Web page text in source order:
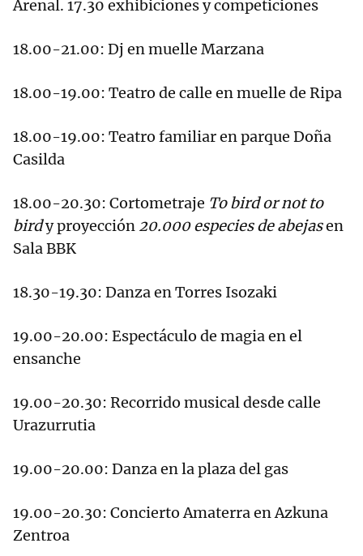
Arenal. 17.30 exhibiciones y competiciones
18.00-21.00: Dj en muelle Marzana
18.00-19.00: Teatro de calle en muelle de Ripa
18.00-19.00: Teatro familiar en parque Doña
Casilda
18.00-20.30: Cortometraje To bird or not to
birdy proyección 20.000 especies de abejasen
Sala BBK
18.30-19.30: Danza en Torres Isozaki
19.00-20.00: Espectáculo de magia en el
ensanche
19.00-20.30: Recorrido musical desde calle
Urazurrutia
19.00-20.00: Danza en la plaza del gas
19.00-20.30: Concierto Amaterra en Azkuna
Zentroa